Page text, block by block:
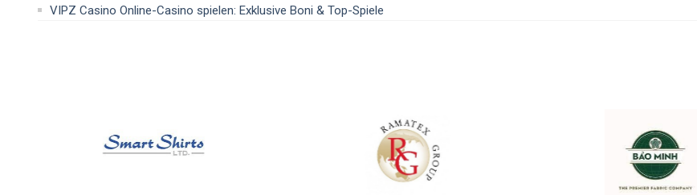
VIPZ Casino Online-Casino spielen: Exklusive Boni & Top-Spiele